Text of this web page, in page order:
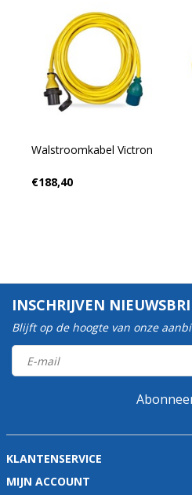
Walstroomkabel Victron
€188,40
INSCHRIJVEN
Blijft op de hoogte van onze
KLANTENSERVICE
MIJN ACCOUNT